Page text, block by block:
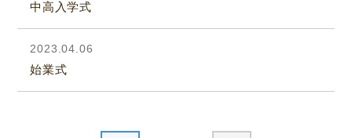
中高入学式
2023.04.06
始業式